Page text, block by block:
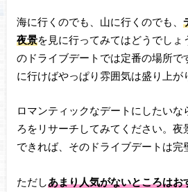
海に行くのでも、山に行くのでも、
夜景を見に行ってみてはどうでしょ
のドライブデートでは定番の場所で
に行けばやっぱり雰囲気は盛り上が
ロマンティックなデートにしたいな
ろをリサーチしてみてください。夜
できれば、そのドライブデートは完
ただしあまり人気がないところはお